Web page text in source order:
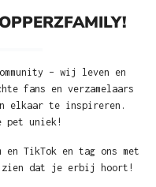
– wij leven en
fans en verzamelaars
elkaar te inspireren.
pet uniek!
en TikTok en tag ons met
zien dat je erbij hoort!